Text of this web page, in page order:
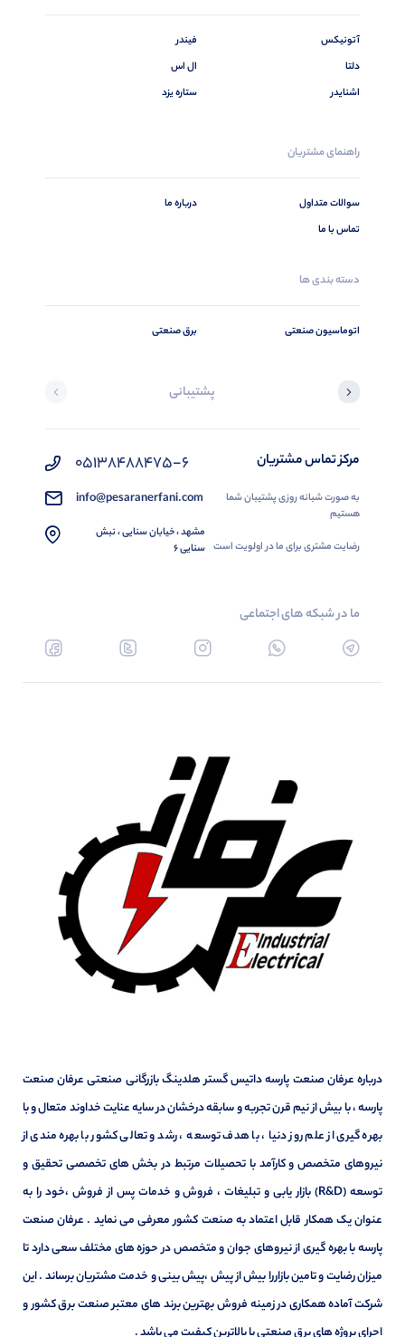
آتونیکس
دلتا
اشنایدر
فیندر
ال اس
ستاره یزد
راهنمای مشتریان
سوالات متداول
تماس با ما
درباره ما
دسته بندی ها
اتوماسیون صنعتی برق صنعتی
پشتیبانی
مرکز تماس مشتریان
به صورت شبانه روزی پشتیبان شما
هستیم
رضایت مشتری برای ما در اولویت است
05138488475-6
info@pesaranerfani.com
مشهد ، خیابان سنایی ، نبش
سنایی 6
ما در شبکه های اجتماعی
درباره عرفان صنعت پارسه داتیس گستر هلدینگ بازرگانی صنعتی عرفان صنعت
پارسه ، با بیش از نیم قرن تجربه و سابقه درخشان در سایه عنایت خداوند متعال و با
بهره گیری از علم روز دنیا ، با هدف توسعه ، رشد و تعالی کشور با بهره مندی از
نیروهای متخصص و کارآمد با تحصیلات مرتبط در بخش های تخصصی تحقیق و
توسعه (R&D) بازار یابی و تبلیغات ، فروش و خدمات پس از فروش ،خود را به
عنوان یک همکار قابل اعتماد به صنعت کشور معرفی می نماید . عرفان صنعت
پارسه با بهره گیری از نیروهای جوان و متخصص در حوزه های مختلف سعی دارد تا
میزان رضایت و تامین بازاررا بیش از پیش ،پیش بینی و خدمت مشتریان برساند . این
شرکت آماده همکاری در زمینه فروش بهترین برند های معتبر صنعت برق کشور و
اجرای پروژه های برق صنعتی با بالاترین کیفیت می باشد .